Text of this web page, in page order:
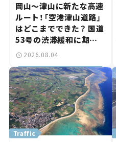
岡山～津山に新たな高速
ルート！「空港津山道路」
はどこまでできた？ 国道
53号の渋滞緩和に期待。
岡山市側でも動きが【い
2026.08.04
Traffic